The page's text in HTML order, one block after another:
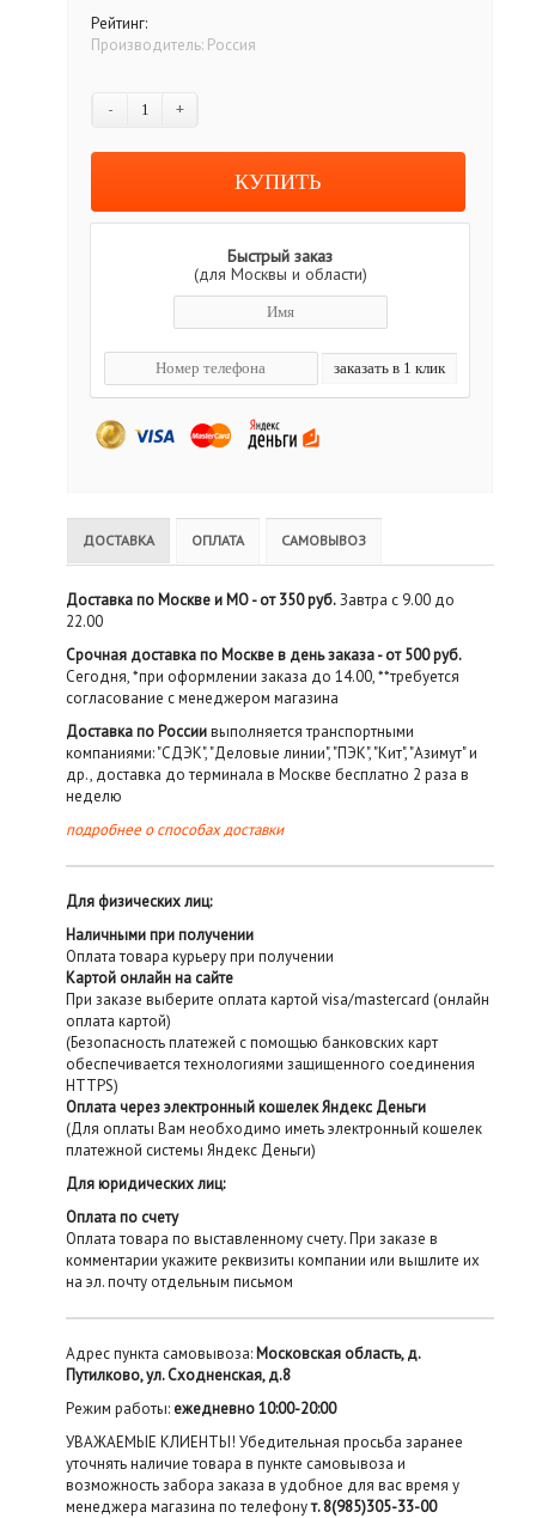
Рейтинг:
Производитель: Россия
- +
Быстрый заказ
(для Москвы и области)
ДОСТАВКА ОПЛАТА САМОВЫВОЗ
Доставка по Москве и МО - от 350 руб.Завтра с 9.00 до
22.00
Срочная доставка по Москве в день заказа - от 500 руб.
Сегодня, *при оформлении заказа до 14.00, **требуется
согласование с менеджером магазина
Доставка по Россиивыполняется транспортными
компаниями: "СДЭК", "Деловые линии", "ПЭК", "Кит", "Азимут" и
др., доставка до терминала в Москве бесплатно 2 раза в
неделю
подробнее о способах доставки
Для физических лиц:
Наличными при получении
Оплата товара курьеру при получении
Картой онлайн на сайте
При заказе выберите оплата картой visa/mastercard (онлайн
оплата картой)
(Безопасность платежей с помощью банковских карт
обеспечивается технологиями защищенного соединения
HTTPS)
Оплата через электронный кошелек Яндекс Деньги
(Для оплаты Вам необходимо иметь электронный кошелек
платежной системы Яндекс Деньги)
Для юридических лиц:
Оплата по счету
Оплата товара по выставленному счету. При заказе в
комментарии укажите реквизиты компании или вышлите их
на эл. почту отдельным письмом
Адрес пункта самовывоза: Московская область, д.
Путилково, ул. Сходненская, д.8
Режим работы: ежедневно 10:00-20:00
УВАЖАЕМЫЕ КЛИЕНТЫ! Убедительная просьба заранее
уточнять наличие товара в пункте самовывоза и
возможность забора заказа в удобное для вас время у
менеджера магазина по телефонут. 8(985)305-33-00